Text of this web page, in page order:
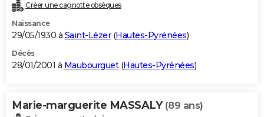
Créer une cagnotte obsèques
Naissance
29/05/1930 à Saint-Lézer(Hautes-Pyrénées)
Décès
28/01/2001 à Maubourguet(Hautes-Pyrénées)
Marie-marguerite MASSALY (89 ans)